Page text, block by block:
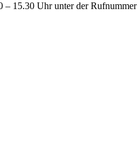
– 15.30 Uhr unter der Rufnummer